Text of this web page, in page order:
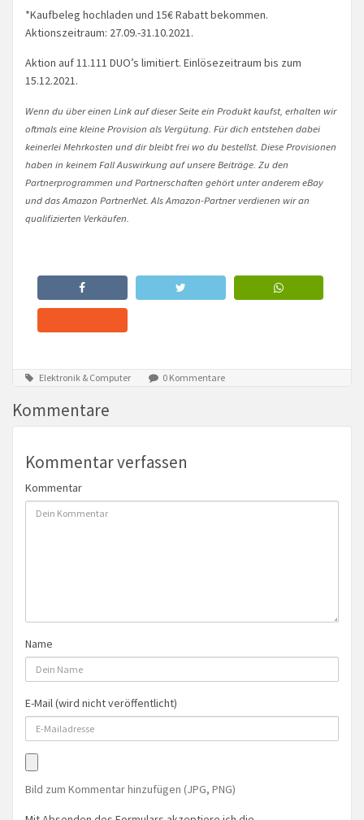
*Kaufbeleg hochladen und 15€ Rabatt bekommen.
Aktionszeitraum: 27.09.-31.10.2021.
Aktion auf 11.111 DUO’s limitiert. Einlösezeitraum bis zum
15.12.2021.
Wenn du über einen Link auf dieser Seite ein Produkt kaufst, erhalten wir
oftmals eine kleine Provision als Vergütung. Für dich entstehen dabei
keinerlei Mehrkosten und dir bleibt frei wo du bestellst. Diese Provisionen
haben in keinem Fall Auswirkung auf unsere Beiträge. Zu den
Partnerprogrammen und Partnerschaften gehört unter anderem eBay
und das Amazon PartnerNet. Als Amazon-Partner verdienen wir an
qualifizierten Verkäufen.
Elektronik & Computer 0 Kommentare
Kommentare
Kommentar verfassen
Kommentar
Name
E-Mail (wird nicht veröffentlicht)
Bild zum Kommentar hinzufügen (JPG, PNG)